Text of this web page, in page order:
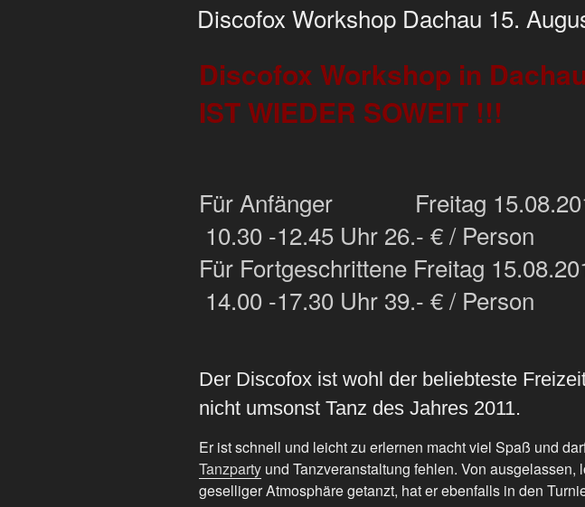
Discofox Workshop Dachau 15.
Discofox Workshop in
IST WIEDER SOWEIT !!!
Für Anfänger Freitag
10.30 -12.45 Uhr 26.- € / Person
Für Fortgeschrittene Freitag
14.00 -17.30 Uhr 39.- € / Person
Der Discofox ist wohl der beliebteste
nicht umsonst Tanz des Jahres 2011.
Er ist schnell und leicht zu erlernen macht viel Spaß und
Tanzparty und Tanzveranstaltung fehlen. Von ausgelassen,
geselliger Atmosphäre getanzt, hat er ebenfalls in den